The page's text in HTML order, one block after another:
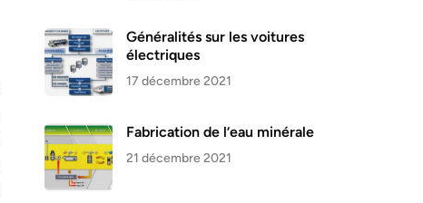
Généralités sur les voitures
électriques
17 décembre 2021
Fabrication de l’eau minérale
21 décembre 2021